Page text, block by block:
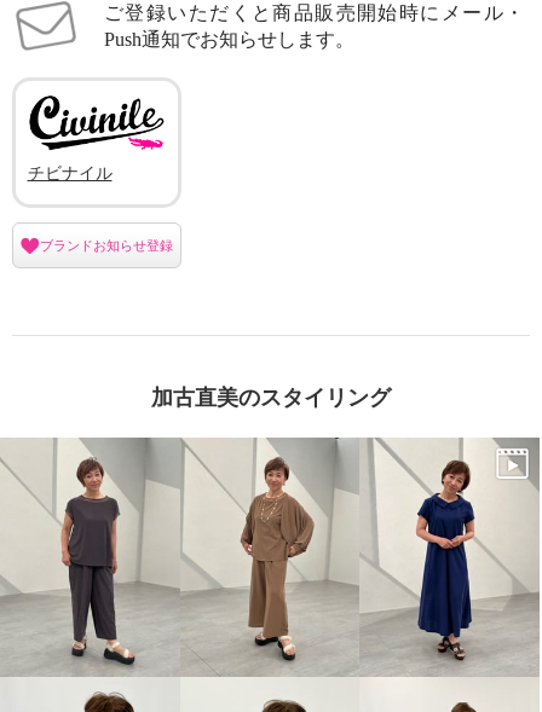
ご登録いただくと商品販売開始時にメール・
Push通知でお知らせします。
チビナイル
ブランドお知らせ登録
加古直美のスタイリング